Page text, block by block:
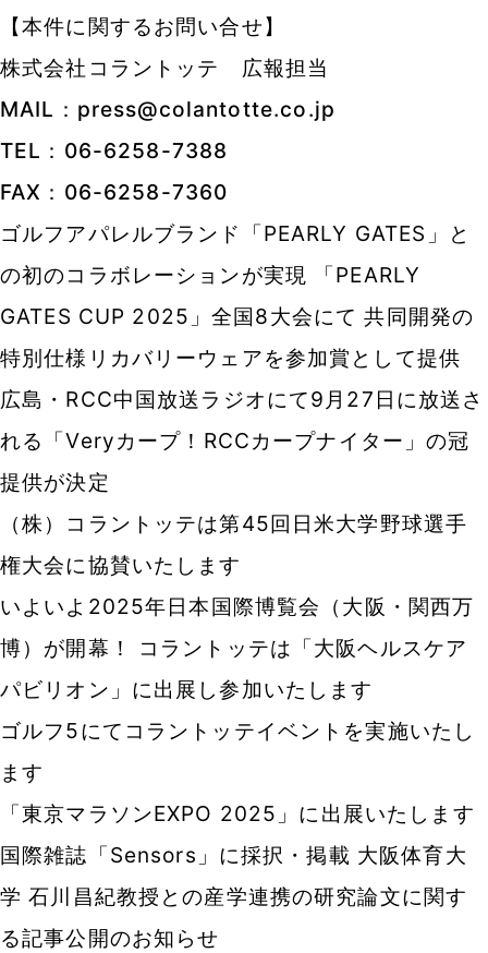
【本件に関するお問い合せ】
株式会社コラントッテ 広報担当
MAIL：press@colantotte.co.jp
TEL：06-6258-7388
FAX：06-6258-7360
ゴルフアパレルブランド「PEARLY GATES」と
の初のコラボレーションが実現 「PEARLY
GATES CUP 2025」全国8大会にて 共同開発の
特別仕様リカバリーウェアを参加賞として提供
広島・RCC中国放送ラジオにて9月27日に放送さ
れる「Veryカープ！RCCカープナイター」の冠
提供が決定
（株）コラントッテは第45回日米大学野球選手
権大会に協賛いたします
いよいよ2025年日本国際博覧会（大阪・関西万
博）が開幕！ コラントッテは「大阪ヘルスケア
パビリオン」に出展し参加いたします
ゴルフ5にてコラントッテイベントを実施いたし
ます
「東京マラソンEXPO 2025」に出展いたします
国際雑誌「Sensors」に採択・掲載 大阪体育大
学 石川昌紀教授との産学連携の研究論文に関す
る記事公開のお知らせ